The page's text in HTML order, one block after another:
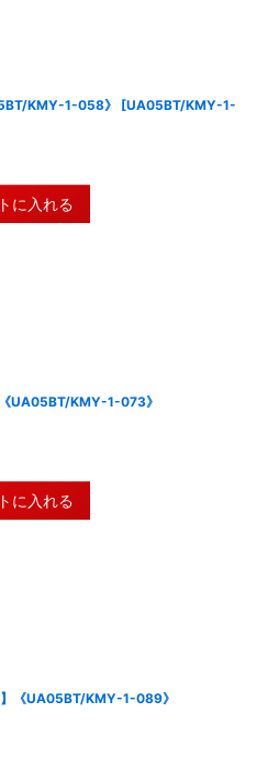
KMY-1-058》 [UA05BT/KMY-1-
に入れる
UA05BT/KMY-1-073》
に入れる
《UA05BT/KMY-1-089》